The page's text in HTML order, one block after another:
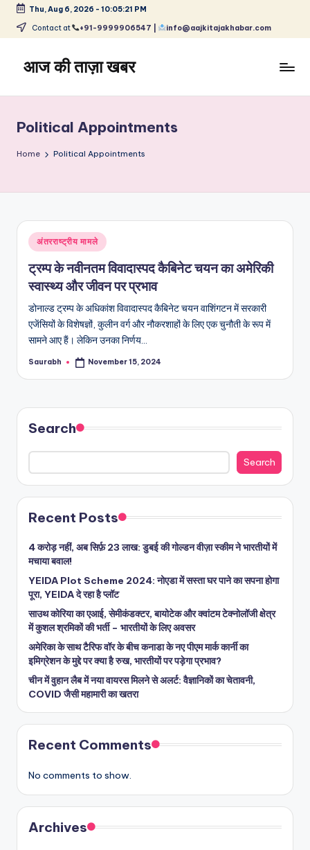
Skip
content
Thu, Aug 6, 2026 - 10:05:22 PM
Contact at +91-9999906547 | info@aajkitajakhabar.com
आज की ताज़ा खबर
ताज़ा
समाचार
–
और
विश्व
Political Appointments
Home Political Appointments
Posted
in
अंतरराष्ट्रीय मामले
ट्रम्प के नवीनतम विवादास्पद कैबिनेट चयन का अमेरिकी
स्वास्थ्य और जीवन पर प्रभाव
डोनाल्ड ट्रम्प के अधिकांश विवादास्पद कैबिनेट चयन वाशिंगटन में सरकारी
एजेंसियों के विशेषज्ञों, कुलीन वर्ग और नौकरशाहों के लिए एक चुनौती के रूप में
सामने आए हैं। लेकिन उनका निर्णय…
Posted
Saurabh November 15, 2024
Search
Search
Recent Posts
4 करोड़ नहीं, अब सिर्फ़ 23 लाख: डुबई की गोल्डन वीज़ा स्कीम ने भारतीयों में
मचाया बवाल!
YEIDA Plot Scheme 2024: नोएडा में सस्ता घर पाने का सपना होगा
पूरा, YEIDA दे रहा है प्लॉट
साउथ कोरिया का एआई, सेमीकंडक्टर, बायोटेक और क्वांटम टेक्नोलॉजी क्षेत्र
में कुशल श्रमिकों की भर्ती – भारतीयों के लिए अवसर
अमेरिका के साथ टैरिफ वॉर के बीच कनाडा के नए पीएम मार्क कार्नी का
इमिग्रेशन के मुद्दे पर क्या है रुख, भारतीयों पर पड़ेगा प्रभाव?
चीन में वुहान लैब में नया वायरस मिलने से अलर्ट: वैज्ञानिकों का चेतावनी,
COVID जैसी महामारी का खतरा
Recent Comments
No comments to show.
Archives